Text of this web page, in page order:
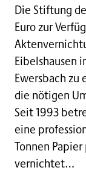
Die Stiftung
Euro zur
Eibelshausen
Ewersbach
die nötigen
Seit 1993
eine
Tonnen
vernichtet…